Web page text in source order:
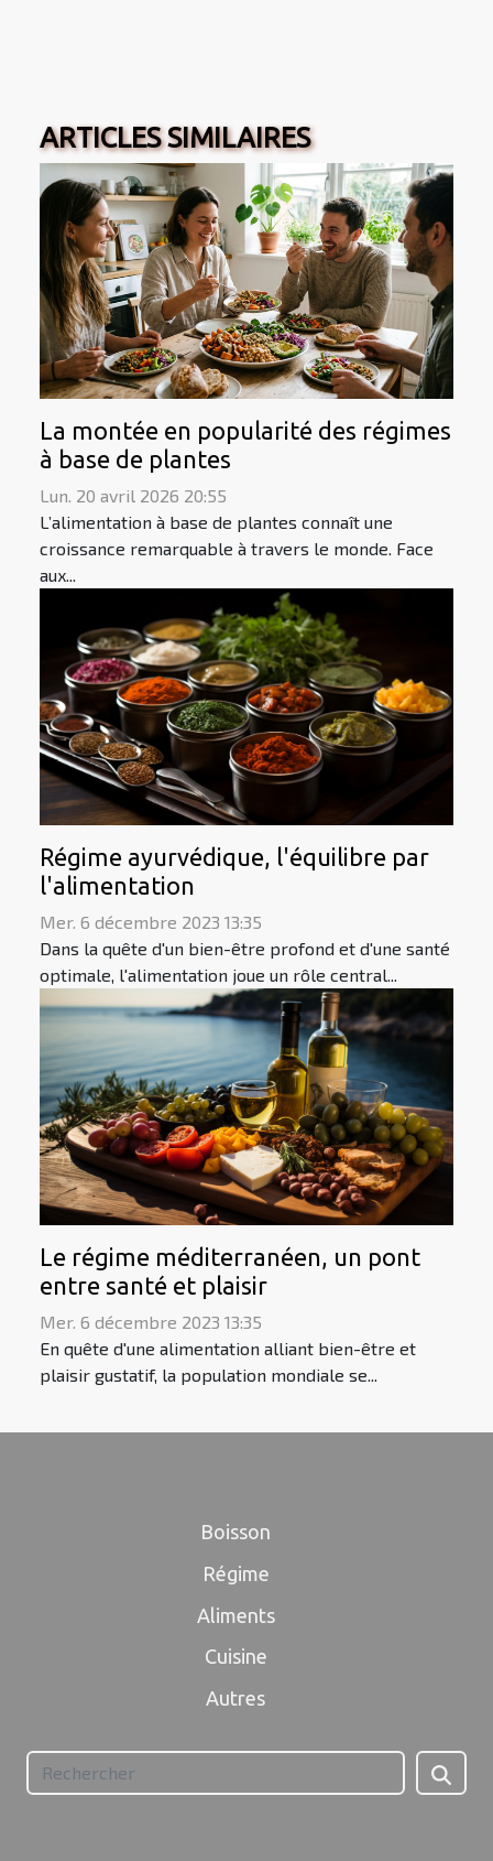
ARTICLES SIMILAIRES
La montée en popularité des régimes
à base de plantes
Lun. 20 avril 2026 20:55
L’alimentation à base de plantes connaît une
croissance remarquable à travers le monde. Face
aux...
Régime ayurvédique, l'équilibre par
l'alimentation
Mer. 6 décembre 2023 13:35
Dans la quête d'un bien-être profond et d'une santé
optimale, l'alimentation joue un rôle central...
Le régime méditerranéen, un pont
entre santé et plaisir
Mer. 6 décembre 2023 13:35
En quête d'une alimentation alliant bien-être et
plaisir gustatif, la population mondiale se...
Boisson
Régime
Aliments
Cuisine
Autres